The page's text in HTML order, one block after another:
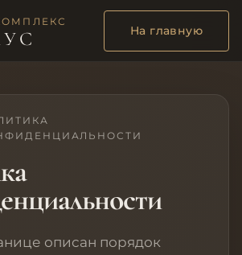
На главную
описан порядок